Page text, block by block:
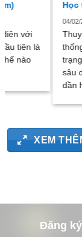
Học thuyết
Thuyết hệ
thống tổng
trạng thái cân
sâu dưới các
dần hoàn [ ...]
XEM
Đăng